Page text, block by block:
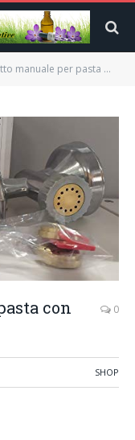
per pasta con elica e 3 trafile in ottone
con
0
SHOP